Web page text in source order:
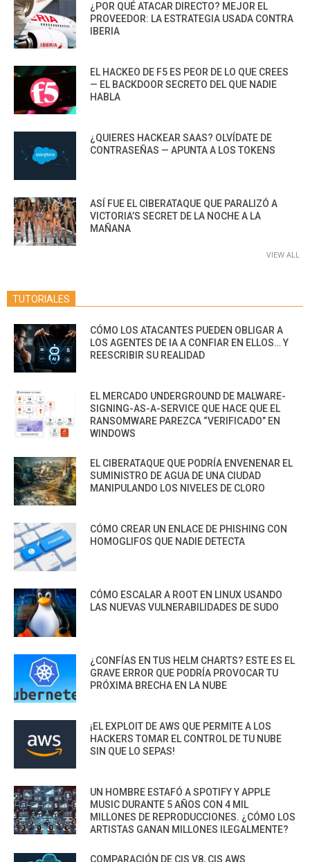
¿POR QUÉ ATACAR DIRECTO? MEJOR EL
PROVEEDOR: LA ESTRATEGIA USADA CONTRA
IBERIA
EL HACKEO DE F5 ES PEOR DE LO QUE CREES
— EL BACKDOOR SECRETO DEL QUE NADIE
HABLA
¿QUIERES HACKEAR SAAS? OLVÍDATE DE
CONTRASEÑAS — APUNTA A LOS TOKENS
ASÍ FUE EL CIBERATAQUE QUE PARALIZÓ A
VICTORIA’S SECRET DE LA NOCHE A LA
MAÑANA
VIEW ALL
TUTORIALES
CÓMO LOS ATACANTES PUEDEN OBLIGAR A
LOS AGENTES DE IA A CONFIAR EN ELLOS… Y
REESCRIBIR SU REALIDAD
EL MERCADO UNDERGROUND DE MALWARE-
SIGNING-AS-A-SERVICE QUE HACE QUE EL
RANSOMWARE PAREZCA “VERIFICADO” EN
WINDOWS
EL CIBERATAQUE QUE PODRÍA ENVENENAR EL
SUMINISTRO DE AGUA DE UNA CIUDAD
MANIPULANDO LOS NIVELES DE CLORO
CÓMO CREAR UN ENLACE DE PHISHING CON
HOMOGLIFOS QUE NADIE DETECTA
CÓMO ESCALAR A ROOT EN LINUX USANDO
LAS NUEVAS VULNERABILIDADES DE SUDO
¿CONFÍAS EN TUS HELM CHARTS? ESTE ES EL
GRAVE ERROR QUE PODRÍA PROVOCAR TU
PRÓXIMA BRECHA EN LA NUBE
¡EL EXPLOIT DE AWS QUE PERMITE A LOS
HACKERS TOMAR EL CONTROL DE TU NUBE
SIN QUE LO SEPAS!
UN HOMBRE ESTAFÓ A SPOTIFY Y APPLE
MUSIC DURANTE 5 AÑOS CON 4 MIL
MILLONES DE REPRODUCCIONES. ¿CÓMO LOS
ARTISTAS GANAN MILLONES ILEGALMENTE?
COMPARACIÓN DE CIS V8, CIS AWS